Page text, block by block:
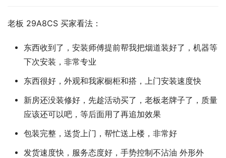
老板 29A8CS 买家看法：
东西收到了，安装师傅提前帮我把烟道装好了，机器等
下次安装，非常专业
东西很好，外观和我家橱柜和搭，上门安装速度快
新房还没装修好，先趁活动买了，老板老牌子了，质量
应该还可以吧，等后面用了再追加效果
包装完整，送货上门，帮忙送上楼，非常好
发货速度快，服务态度好，手势控制不沾油 外形外